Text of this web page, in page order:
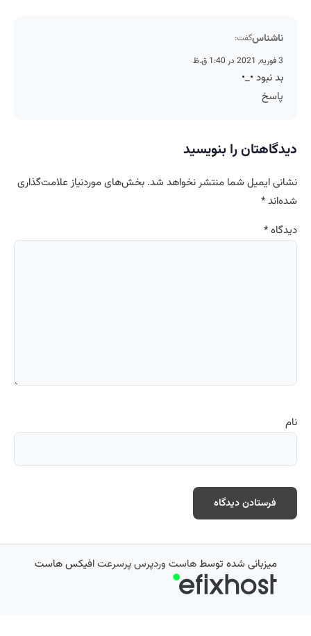
ناشناسگفت:
3 فوریه, 2021 در 1:40 ق.ظ
بد نبود •_•
پاسخ
دیدگاهتان را بنویسید
نشانی ایمیل شما منتشر نخواهد شد. بخش‌های موردنیاز علامت‌گذاری
شده‌اند*
دیدگاه*
نام
میزبانی شده توسطهاست وردپرس پرسرعتافیکس هاست